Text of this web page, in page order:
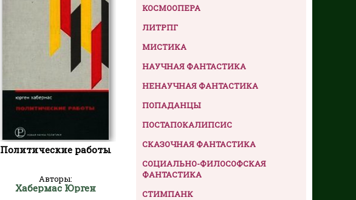
Политические работы
Авторы:
Хабермас Юрген
КОСМООПЕРА
ЛИТРПГ
МИСТИКА
НАУЧНАЯ ФАНТАСТИКА
НЕНАУЧНАЯ ФАНТАСТИКА
ПОПАДАНЦЫ
ПОСТАПОКАЛИПСИС
СКАЗОЧНАЯ ФАНТАСТИКА
СОЦИАЛЬНО-ФИЛОСОФСКАЯ
ФАНТАСТИКА
СТИМПАНК